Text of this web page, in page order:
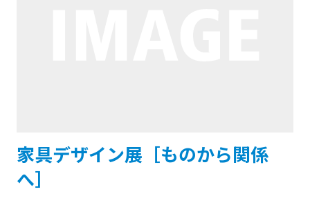
家具デザイン展［ものから関係
へ］